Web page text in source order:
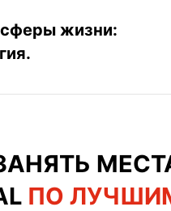
сферы жизни:
ПО